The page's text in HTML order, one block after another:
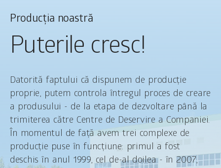
Producția noastră
Puterile cresc!
Datorită faptului că dispunem de producție
proprie, putem controla întregul proces de creare
a produsului - de la etapa de dezvoltare până la
trimiterea către Centre de Deservire a Companiei.
În momentul de față avem trei complexe de
producție puse în funcțiune: primul a fost
deschis în anul 1999, cel de-al doilea - în 2007,